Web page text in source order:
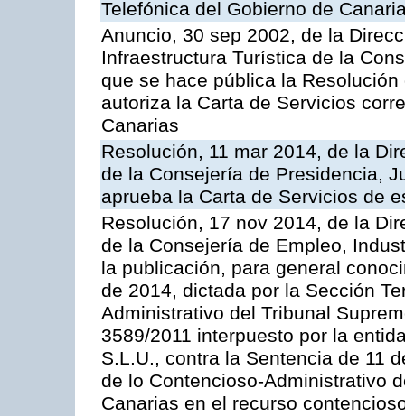
Telefónica del Gobierno de
Anuncio, 30 sep 2002, de la
Infraestructura Turística de la
que se hace pública la
autoriza la Carta de Servicios
Canarias
Resolución, 11 mar 2014, de la
de la Consejería de Presidencia,
aprueba la Carta de Servicios de
Resolución, 17 nov 2014, de la
de la Consejería de Empleo,
la publicación, para general
de 2014, dictada por la Sección
Administrativo del Tribunal
3589/2011 interpuesto por la
S.L.U., contra la Sentencia de 11
de lo Contencioso-Administrativo
Canarias en el recurso